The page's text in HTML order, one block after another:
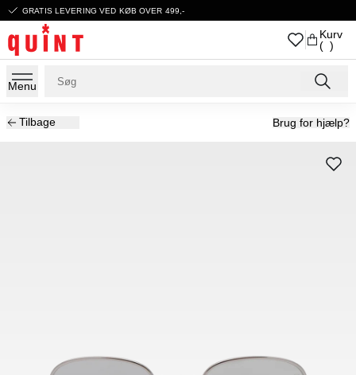
GRATIS LEVERING VED KØB OVER 499,-
Kurv
( )
Menu
Tilbage Brug for hjælp?